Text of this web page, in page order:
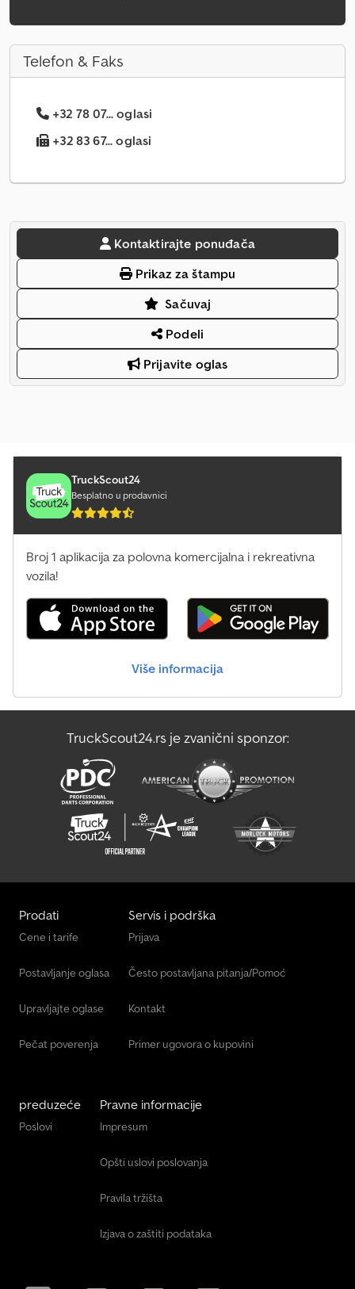
Telefon & Faks
+32 78 07... oglasi
+32 83 67... oglasi
Kontaktirajte ponuđača
Prikaz za štampu
Sačuvaj
Podeli
Prijavite oglas
TruckScout24
Besplatno u prodavnici
Broj 1 aplikacija za polovna komercijalna i rekreativna
vozila!
Više informacija
TruckScout24.rs je zvanični sponzor:
Prodati
Cene i tarife
Postavljanje oglasa
Upravljajte oglase
Pečat poverenja
Servis i podrška
Prijava
Često postavljana pitanja/Pomoć
Kontakt
Primer ugovora o kupovini
preduzeće
Poslovi
Pravne informacije
Impresum
Opšti uslovi poslovanja
Pravila tržišta
Izjava o zaštiti podataka